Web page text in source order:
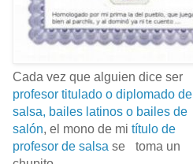
Cada vez que alguien dice ser
profesor titulado o diplomado de
salsa, bailes latinos o bailes de
salón, el mono de mi título de
profesor de salsa se
toma un